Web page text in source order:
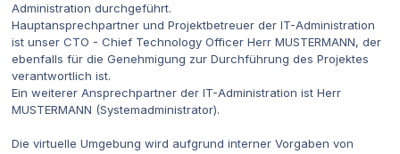
Administration durchgeführt.
Hauptansprechpartner und Projektbetreuer der IT-Administration
ist unser CTO - Chief Technology Officer Herr MUSTERMANN, der
ebenfalls für die Genehmigung zur Durchführung des Projektes
verantwortlich ist.
Ein weiterer Ansprechpartner der IT-Administration ist Herr
MUSTERMANN (Systemadministrator).
Die virtuelle Umgebung wird aufgrund interner Vorgaben von